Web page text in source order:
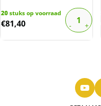
20stuks op voorraad
€81,40